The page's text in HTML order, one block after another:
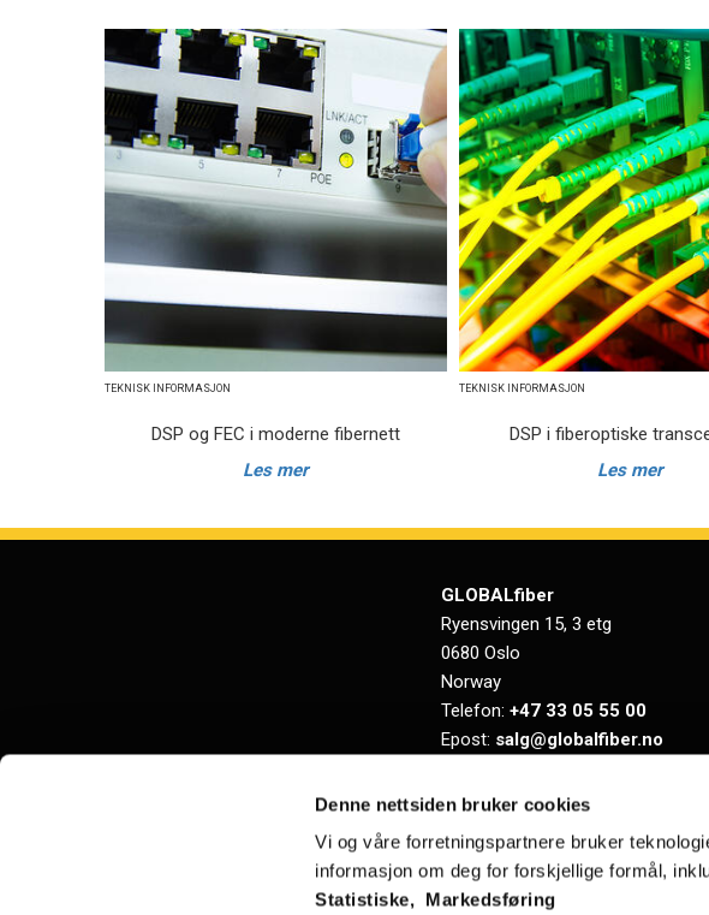
Denne nettsiden bruker cookies
Vi og våre forretningspartnere bruker
informasjon om deg for forskjellige formål,
Statistiske, Markedsføring
TEKNISK INFORMASJON
DSP og FEC i moderne fibernett
Les mer
TEKNISK INFORMASJON
DSP i fiberoptiske
Les mer
GLOBALfiber
Ryensvingen 15, 3 etg
0680 Oslo
Norway
Telefon: +47 33 05 55 00
Epost: salg@globalfiber.no
Org.nr.: NO 918 065 784